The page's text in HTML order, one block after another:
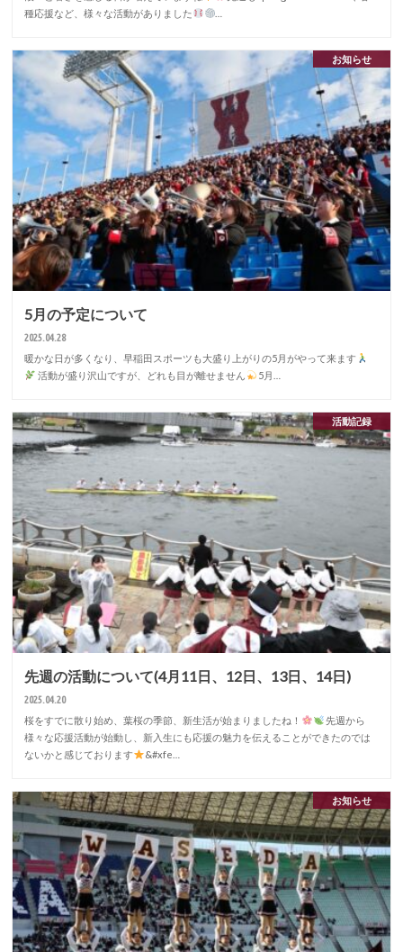
種応援など、様々な活動がありました
お知らせ
5月の予定について
2025.04.28
暖かな日が多くなり、早稲田スポーツも大盛り上がりの5月がやって来ます
活動が盛り沢山ですが、どれも目が離せません
5月…
活動記録
先週の活動について(4月11日、12日、13日、14日)
2025.04.20
桜をすでに散り始め、葉桜の季節、新生活が始まりましたね！
先週から
様々な応援活動が始動し、新入生にも応援の魅力を伝えることができたのでは
ないかと感じております
&#xfe…
お知らせ